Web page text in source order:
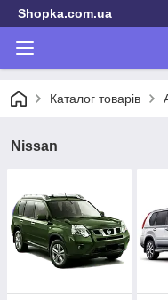
Shopka.com.ua
Каталог товарів
Nissan